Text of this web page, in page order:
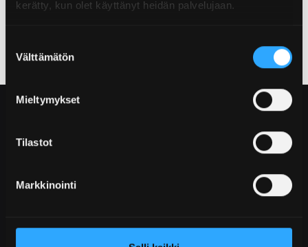
kerätty, kun olet käyttänyt heidän palvelujaan.
valinta
Välttämätön
Mieltymykset
Tilastot
Markkinointi
SELECT OPTIONS
LinkedIn